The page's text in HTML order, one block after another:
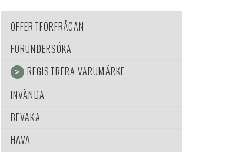
OFFERTFÖRFRÅGAN
FÖRUNDERSÖKA
REGISTRERA VARUMÄRKE
INVÄNDA
BEVAKA
HÄVA